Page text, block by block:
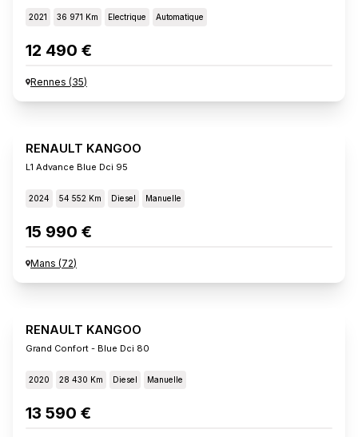
2021 36 971 Km Electrique Automatique
12 490 €
Rennes (35)
RENAULT KANGOO
L1 Advance Blue Dci 95
2024 54 552 Km Diesel Manuelle
15 990 €
Mans (72)
RENAULT KANGOO
Grand Confort - Blue Dci 80
2020 28 430 Km Diesel Manuelle
13 590 €